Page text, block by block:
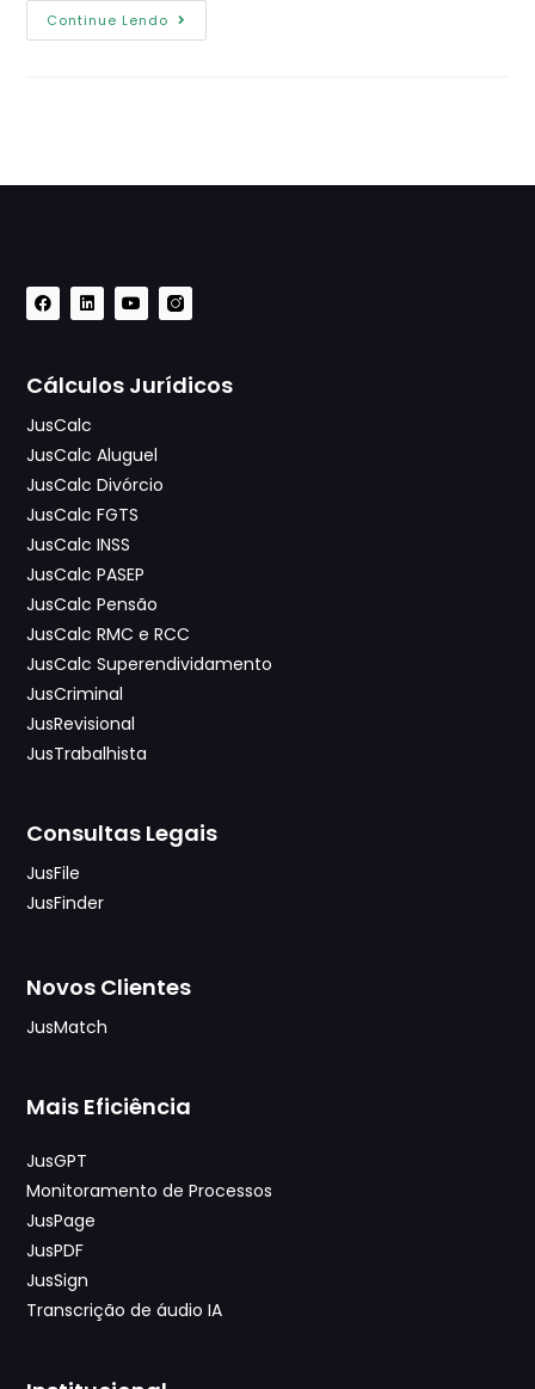
Continue Lendo
Cálculos Jurídicos
JusCalc
JusCalc Aluguel
JusCalc Divórcio
JusCalc FGTS
JusCalc INSS
JusCalc PASEP
JusCalc Pensão
JusCalc RMC e RCC
JusCalc Superendividamento
JusCriminal
JusRevisional
JusTrabalhista
Consultas Legais
JusFile
JusFinder
Novos Clientes
JusMatch
Mais Eficiência
JusGPT
Monitoramento de Processos
JusPage
JusPDF
JusSign
Transcrição de áudio IA